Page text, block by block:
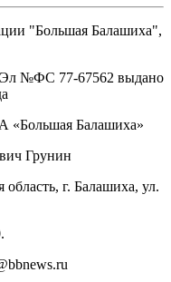
"Большая Балашиха",
Эл №ФС ‎77-67562 выдано
Балашиха»
Грунин
г. Балашиха, ул.